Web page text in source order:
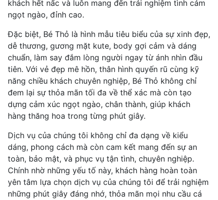
khách hết nấc và luôn mang đến trải nghiệm tình cảm
ngọt ngào, đỉnh cao.
Đặc biệt, Bé Thỏ là hình mẫu tiêu biểu của sự xinh đẹp,
dễ thương, gương mặt kute, body gợi cảm và dáng
chuẩn, làm say đắm lòng người ngay từ ánh nhìn đầu
tiên. Với vẻ đẹp mê hồn, thân hình quyến rũ cùng kỹ
năng chiều khách chuyên nghiệp, Bé Thỏ không chỉ
đem lại sự thỏa mãn tối đa về thể xác mà còn tạo
dựng cảm xúc ngọt ngào, chân thành, giúp khách
hàng thăng hoa trong từng phút giây.
Dịch vụ của chúng tôi không chỉ đa dạng về kiểu
dáng, phong cách mà còn cam kết mang đến sự an
toàn, bảo mật, và phục vụ tận tình, chuyên nghiệp.
Chính nhờ những yếu tố này, khách hàng hoàn toàn
yên tâm lựa chọn dịch vụ của chúng tôi để trải nghiệm
những phút giây đáng nhớ, thỏa mãn mọi nhu cầu cá